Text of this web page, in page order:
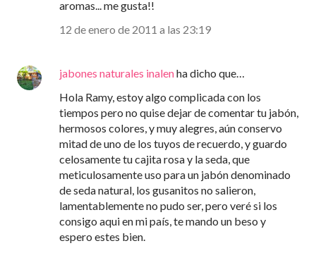
aromas... me gusta!!
12 de enero de 2011 a las 23:19
jabones naturales inalenha dicho que…
Hola Ramy, estoy algo complicada con los
tiempos pero no quise dejar de comentar tu jabón,
hermosos colores, y muy alegres, aún conservo
mitad de uno de los tuyos de recuerdo, y guardo
celosamente tu cajita rosa y la seda, que
meticulosamente uso para un jabón denominado
de seda natural, los gusanitos no salieron,
lamentablemente no pudo ser, pero veré si los
consigo aqui en mi país, te mando un beso y
espero estes bien.